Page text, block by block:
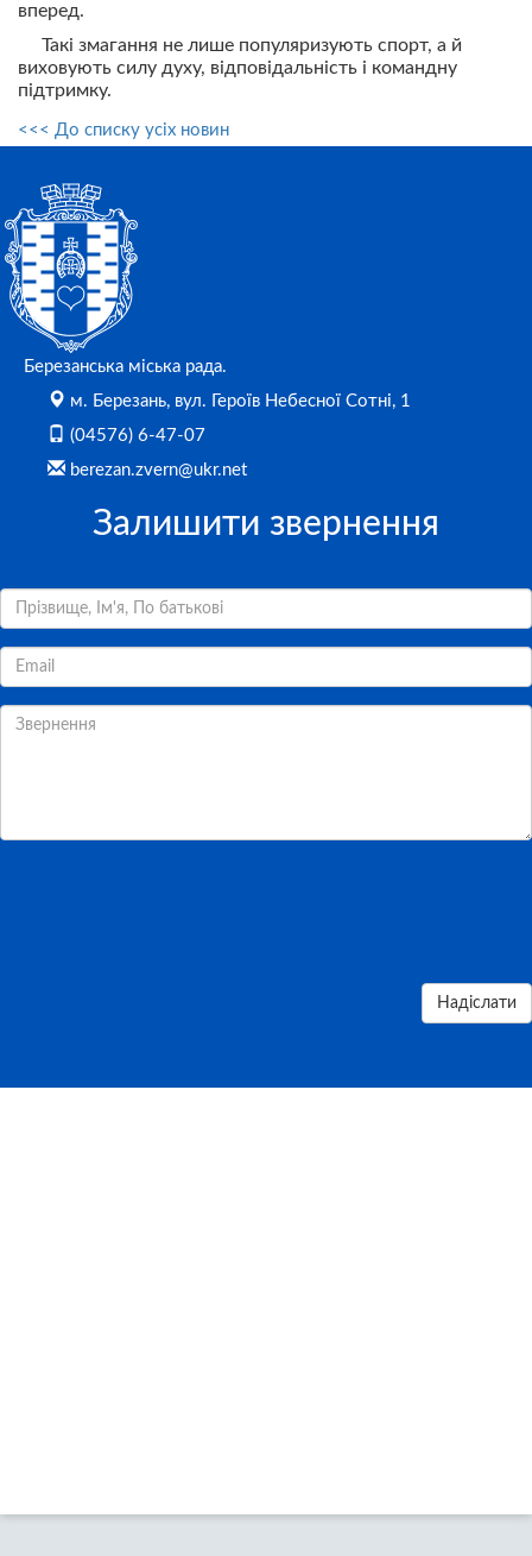
вперед.
Такі змагання не лише популяризують спорт, а й
виховують силу духу, відповідальність і командну
підтримку.
<<< До списку усіх новин
Березанська міська рада.
м. Березань, вул. Героїв Небесної Сотні, 1
(04576) 6-47-07
berezan.zvern@ukr.net
Залишити звернення
Надіслати